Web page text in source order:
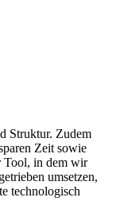
Struktur. Zudem
Zeit sowie
Tool, in dem wir
umsetzen,
technologisch